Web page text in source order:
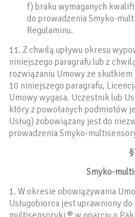
f) braku wymaganych
do prowadzenia Smyko-
Regulaminu.
11. Z chwilą upływu okresu
niniejszego paragrafu lub z
rozwiązaniu Umowy ze
10 niniejszego paragrafu,
Umowy wygasa. Uczestnik lub
który z powołanych podmiotów
Usług) zobowiązany jest do
prowadzenia Smyko-
Smyko-
1. W okresie obowiązywania
Usługobiorca jest uprawniony